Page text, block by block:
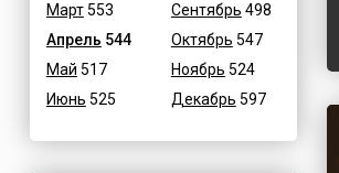
Март553
Апрель 544
Май 517
Июнь 525
Сентябрь 498
Октябрь 547
Ноябрь 524
Декабрь 597